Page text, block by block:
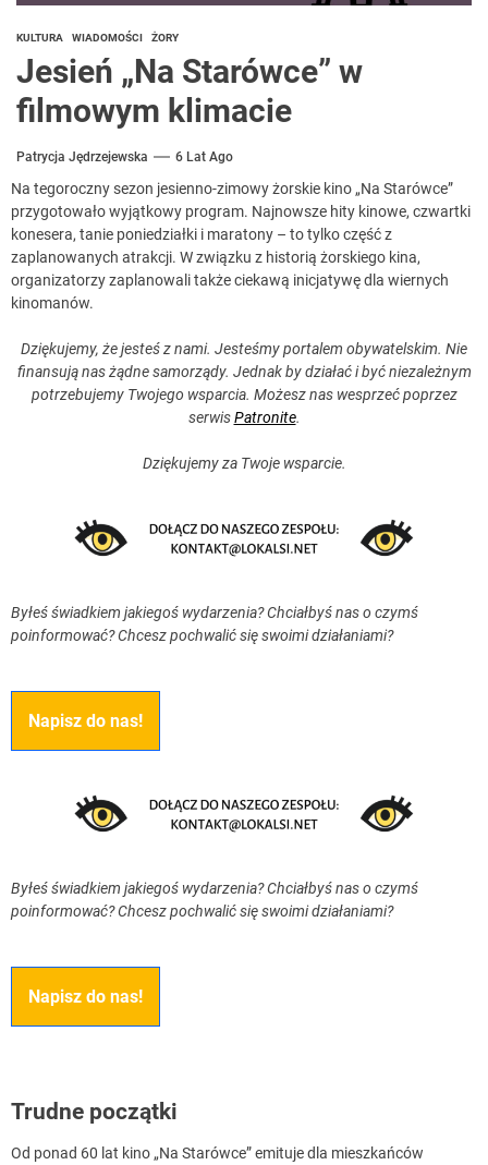
KULTURA WIADOMOŚCI ŻORY
Jesień „Na Starówce” w
filmowym klimacie
Patrycja Jędrzejewska 6 Lat Ago
Na tegoroczny sezon jesienno-zimowy żorskie kino „Na Starówce”
przygotowało wyjątkowy program. Najnowsze hity kinowe, czwartki
konesera, tanie poniedziałki i maratony – to tylko część z
zaplanowanych atrakcji. W związku z historią żorskiego kina,
organizatorzy zaplanowali także ciekawą inicjatywę dla wiernych
kinomanów.
Dziękujemy, że jesteś z nami. Jesteśmy portalem obywatelskim. Nie
finansują nas żądne samorządy. Jednak by działać i być niezależnym
potrzebujemy Twojego wsparcia. Możesz nas wesprzeć poprzez
serwisPatronite.
Dziękujemy za Twoje wsparcie.
Byłeś świadkiem jakiegoś wydarzenia? Chciałbyś nas o czymś
poinformować? Chcesz pochwalić się swoimi działaniami?
Napisz do nas!
Byłeś świadkiem jakiegoś wydarzenia? Chciałbyś nas o czymś
poinformować? Chcesz pochwalić się swoimi działaniami?
Napisz do nas!
Trudne początki
Od ponad 60 lat kino „Na Starówce” emituje dla mieszkańców